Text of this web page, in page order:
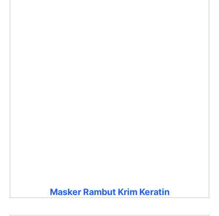
Masker Rambut Krim Keratin